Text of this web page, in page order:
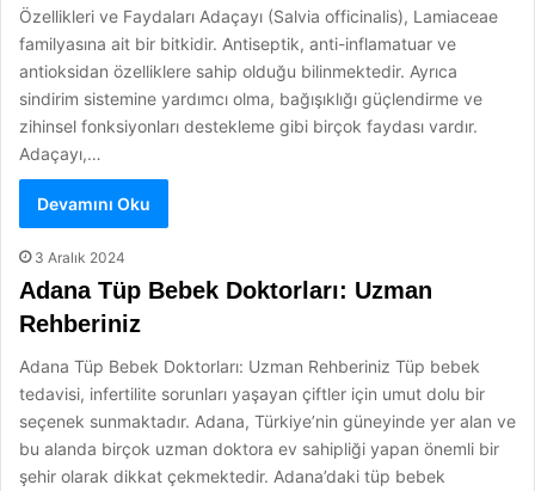
Özellikleri ve Faydaları Adaçayı (Salvia officinalis), Lamiaceae
familyasına ait bir bitkidir. Antiseptik, anti-inflamatuar ve
antioksidan özelliklere sahip olduğu bilinmektedir. Ayrıca
sindirim sistemine yardımcı olma, bağışıklığı güçlendirme ve
zihinsel fonksiyonları destekleme gibi birçok faydası vardır.
Adaçayı,…
Devamını Oku
3 Aralık 2024
Adana Tüp Bebek Doktorları: Uzman
Rehberiniz
Adana Tüp Bebek Doktorları: Uzman Rehberiniz Tüp bebek
tedavisi, infertilite sorunları yaşayan çiftler için umut dolu bir
seçenek sunmaktadır. Adana, Türkiye’nin güneyinde yer alan ve
bu alanda birçok uzman doktora ev sahipliği yapan önemli bir
şehir olarak dikkat çekmektedir. Adana’daki tüp bebek